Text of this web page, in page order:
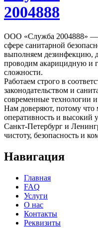
2004888
ООО «Служба 2004888» —
сфере санитарной
выполняем дезинфекцию,
проводим акарицидную и
сложности.
Работаем строго в
законодательством и
современные технологии
Нам доверяют, потому что
оперативность и высокий
Санкт-Петербург и
чистоту, безопасность и
Навигация
Главная
FAQ
Услуги
О нас
Контакты
Реквизиты